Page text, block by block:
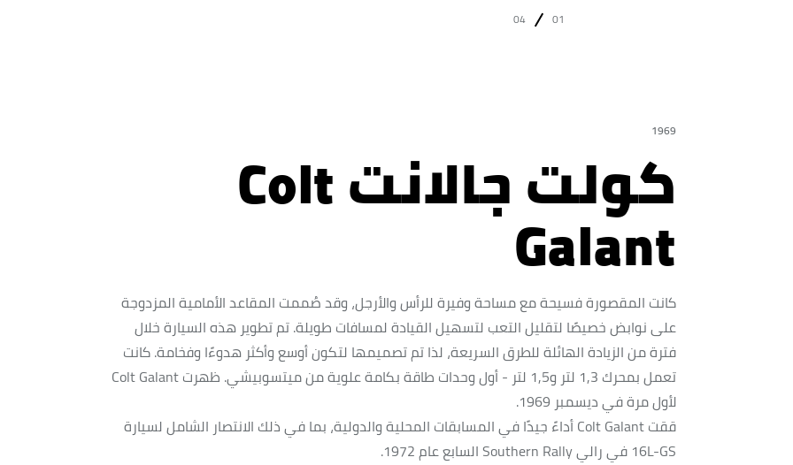
01
04
1969
كولت جالانت Colt
Galant
كانت المقصورة فسيحة مع مساحة وفيرة للرأس والأرجل، وقد صُممت المقاعد الأمامية المزدوجة
على نوابض خصيصًا لتقليل التعب لتسهيل القيادة لمسافات طويلة. تم تطوير هذه السيارة خلال
فترة من الزيادة الهائلة للطرق السريعة، لذا تم تصميمها لتكون أوسع وأكثر هدوءًا وفخامة. كانت
تعمل بمحرك 1,3 لتر و1,5 لتر - أول وحدات طاقة بكامة علوية من ميتسوبيشي. ظهرت Colt Galant
لأول مرة في ديسمبر 1969.
ققت Colt Galant أداءً جيدًا في المسابقات المحلية والدولية، بما في ذلك الانتصار الشامل لسيارة
16L-GS في رالي Southern Rally السابع عام 1972.